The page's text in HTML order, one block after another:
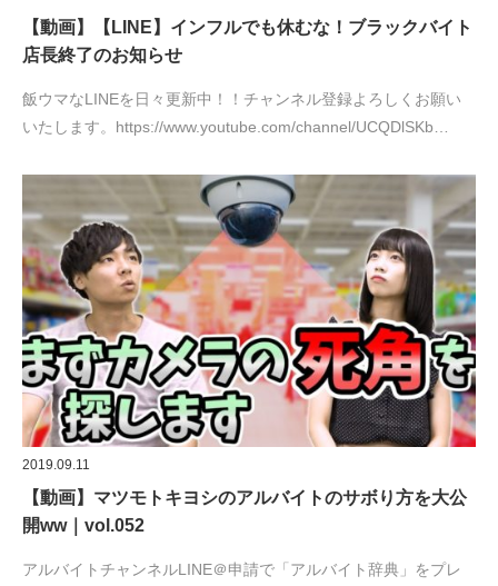
【動画】【LINE】インフルでも休むな！ブラックバイト
店長終了のお知らせ
飯ウマなLINEを日々更新中！！チャンネル登録よろしくお願い
いたします。https://www.youtube.com/channel/UCQDlSKb…
2019.09.11
【動画】マツモトキヨシのアルバイトのサボり方を大公
開ww｜vol.052
アルバイトチャンネルLINE＠申請で「アルバイト辞典」をプレ